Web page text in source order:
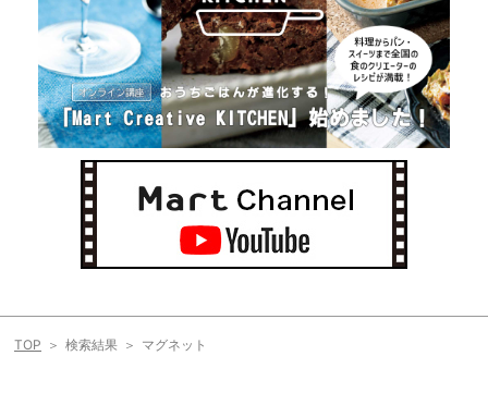
TOP 検索結果 マグネット